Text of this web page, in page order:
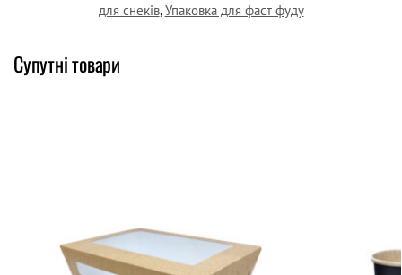
для снеків,Упаковка для фаст фуду
Супутні товари